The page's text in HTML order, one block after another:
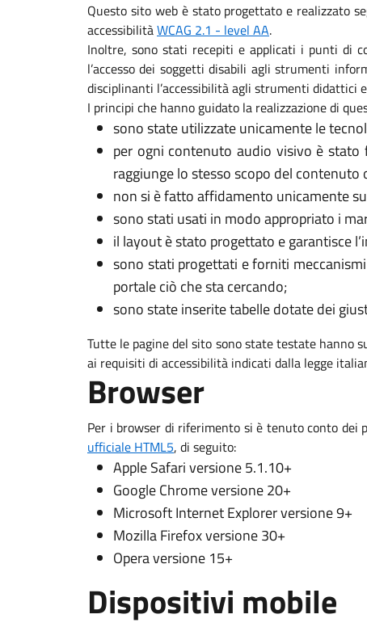
Questo sito web è stato progettato e realizzato
accessibilitàWCAG 2.1 - level AA.
Inoltre, sono stati recepiti e applicati i punti di
l’accesso dei soggetti disabili agli strumenti
disciplinanti l’accessibilità agli strumenti didattici
I principi che hanno guidato la realizzazione di
sono state utilizzate unicamente le
per ogni contenuto audio visivo è
raggiunge lo stesso scopo del contenuto
non si è fatto affidamento unicamente
sono stati usati in modo appropriato i
il layout è stato progettato e garantisce
sono stati progettati e forniti
portale ciò che sta cercando;
sono state inserite tabelle dotate dei
Tutte le pagine del sito sono state testate hanno
ai requisiti di accessibilità indicati dalla legge
Browser
Per i browser di riferimento si è tenuto conto dei
ufficiale HTML5, di seguito:
Apple Safari versione 5.1.10+
Google Chrome versione 20+
Microsoft Internet Explorer versione 9+
Mozilla Firefox versione 30+
Opera versione 15+
Dispositivi mobile